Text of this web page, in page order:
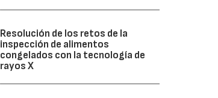
Resolución de los retos de la
inspección de alimentos
congelados con la tecnología de
rayos X